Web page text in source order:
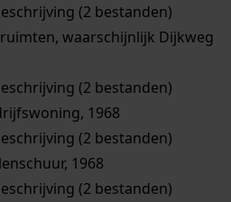
(2 bestanden)
waarschijnlijk Dijkweg
(2 bestanden)
1968
(2 bestanden)
1968
(2 bestanden)